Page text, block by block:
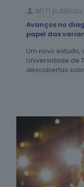
ADTI
Avanços no
papel das
Um novo
Universidade de
descobertas